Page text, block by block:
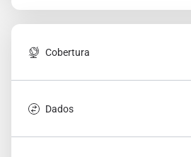
Cobertura
Dados